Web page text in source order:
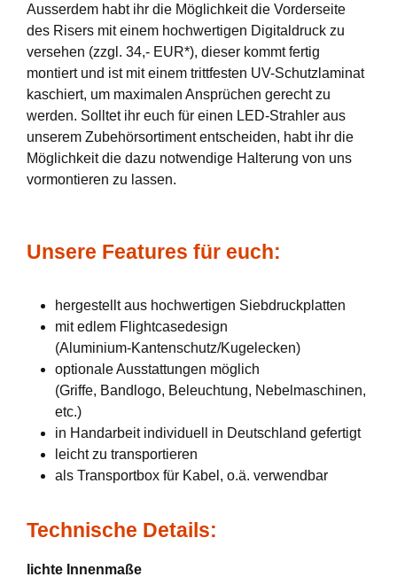
Ausserdem habt ihr die Möglichkeit die Vorderseite
des Risers mit einem hochwertigen Digitaldruck zu
versehen (zzgl. 34,- EUR*), dieser kommt fertig
montiert und ist mit einem trittfesten UV-Schutzlaminat
kaschiert, um maximalen Ansprüchen gerecht zu
werden. Solltet ihr euch für einen LED-Strahler aus
unserem Zubehörsortiment entscheiden, habt ihr die
Möglichkeit die dazu notwendige Halterung von uns
vormontieren zu lassen.
Unsere Features für euch:
hergestellt aus hochwertigen Siebdruckplatten
mit edlem Flightcasedesign
(Aluminium-Kantenschutz/Kugelecken)
optionale Ausstattungen möglich
(Griffe, Bandlogo, Beleuchtung, Nebelmaschinen,
etc.)
in Handarbeit individuell in Deutschland gefertigt
leicht zu transportieren
als Transportbox für Kabel, o.ä. verwendbar
Technische Details:
lichte Innenmaße